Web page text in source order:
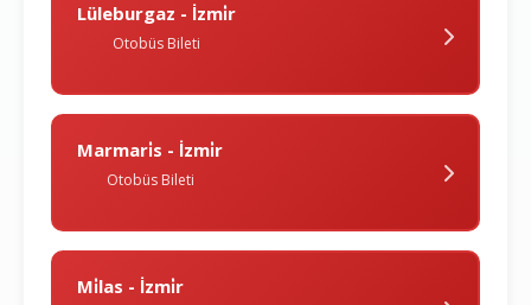
Lüleburgaz - İzmi̇r
Otobüs Bileti
Marmari̇s - İzmi̇r
Otobüs Bileti
Mi̇las - İzmi̇r